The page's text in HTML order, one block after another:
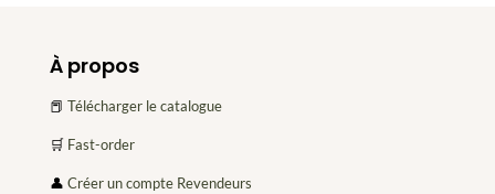
À propos
📕 Télécharger le catalogue
🛒 Fast-order
👤 Créer un compte Revendeurs